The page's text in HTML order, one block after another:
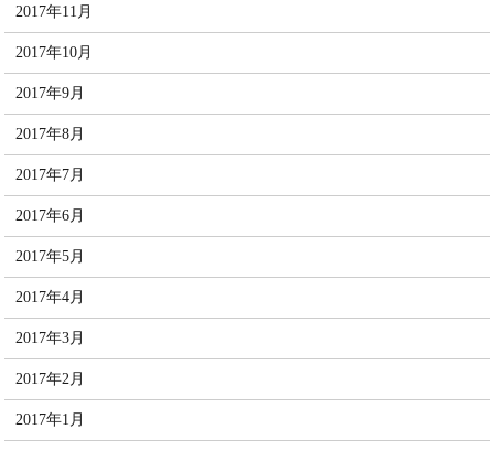
2017年11月
2017年10月
2017年9月
2017年8月
2017年7月
2017年6月
2017年5月
2017年4月
2017年3月
2017年2月
2017年1月